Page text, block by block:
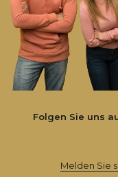
Folgen Sie uns
Melden Sie